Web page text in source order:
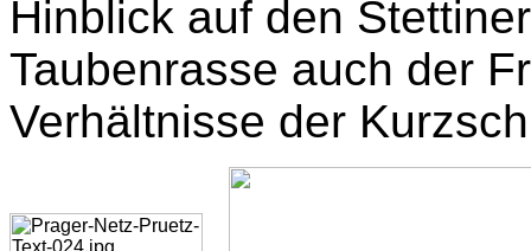
Hinblick auf den
Taubenrasse auch der
Verhältnisse der